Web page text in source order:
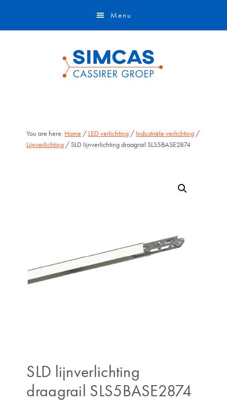
Menu
You are here: Home / LED verlichting / Industriële verlichting /
Lijnverlichting / SLD lijnverlichting draagrail SLS5BASE2874
SLD lijnverlichting
draagrail SLS5BASE2874